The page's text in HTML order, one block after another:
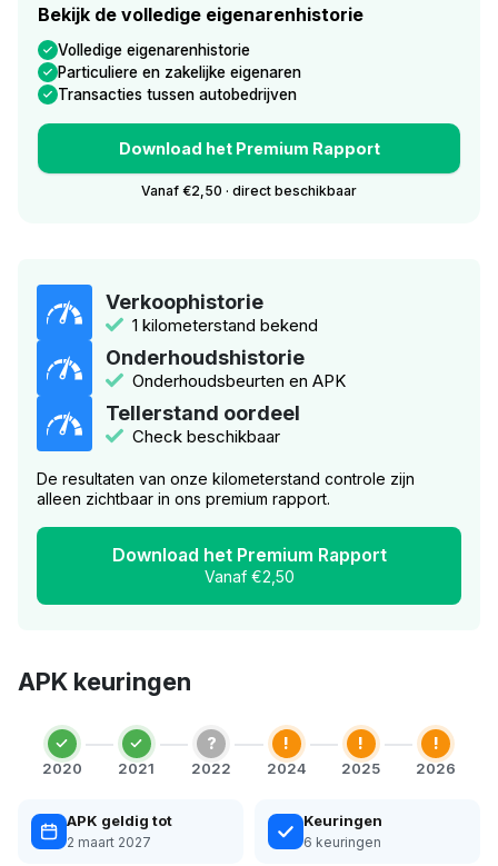
Bekijk de volledige eigenarenhistorie
Volledige eigenarenhistorie
Particuliere en zakelijke eigenaren
Transacties tussen autobedrijven
Download het Premium Rapport
Vanaf €2,50 · direct beschikbaar
Verkoophistorie
1 kilometerstand bekend
Onderhoudshistorie
Onderhoudsbeurten en APK
Tellerstand oordeel
Check beschikbaar
De resultaten van onze kilometerstand controle zijn
alleen zichtbaar in ons premium rapport.
Download het Premium Rapport
Vanaf €2,50
APK keuringen
2020 2021
?
2022
!
2024
!
2025
!
2026
APK geldig tot
2 maart 2027
Keuringen
6 keuringen